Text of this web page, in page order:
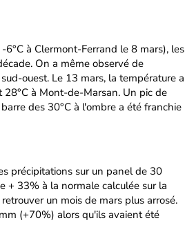
à Clermont-Ferrand le 8 mars), les
On a même observé de
ouest. Le 13 mars, la température a
28°C à Mont-de-Marsan. Un pic de
des 30°C à l'ombre a été franchie
précipitations sur un panel de 30
+ 33% à la normale calculée sur la
un mois de mars plus arrosé.
(+70%) alors qu'ils avaient été